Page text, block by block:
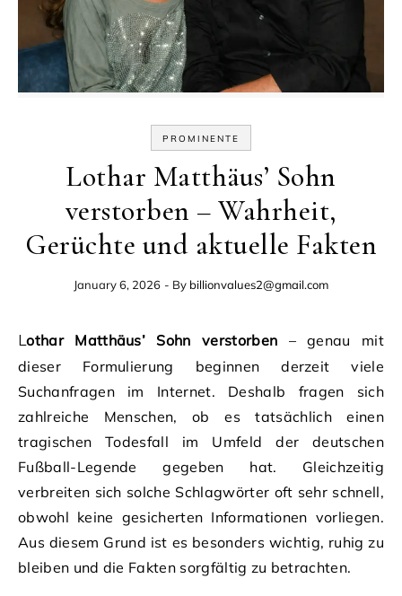
PROMINENTE
Lothar Matthäus’ Sohn
verstorben – Wahrheit,
Gerüchte und aktuelle Fakten
January 6, 2026 - By billionvalues2@gmail.com
Lothar Matthäus’ Sohn verstorben – genau mit
dieser Formulierung beginnen derzeit viele
Suchanfragen im Internet. Deshalb fragen sich
zahlreiche Menschen, ob es tatsächlich einen
tragischen Todesfall im Umfeld der deutschen
Fußball-Legende gegeben hat. Gleichzeitig
verbreiten sich solche Schlagwörter oft sehr schnell,
obwohl keine gesicherten Informationen vorliegen.
Aus diesem Grund ist es besonders wichtig, ruhig zu
bleiben und die Fakten sorgfältig zu betrachten.